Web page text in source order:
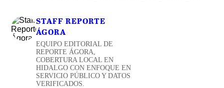
STAFF REPORTE
ÁGORA
EQUIPO EDITORIAL DE
REPORTE ÁGORA,
COBERTURA LOCAL EN
HIDALGO CON ENFOQUE EN
SERVICIO PÚBLICO Y DATOS
VERIFICADOS.